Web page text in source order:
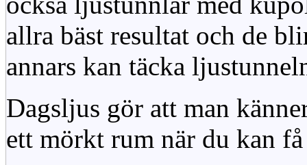
allra bäst resultat och de
annars kan täcka
Dagsljus gör att man
ett mörkt rum när du kan